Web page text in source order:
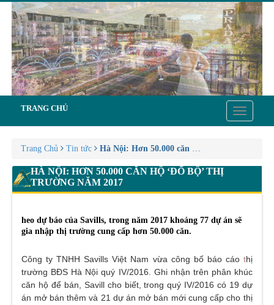
Toggle
TRANG CHỦ
Trang Chủ Tin tức Hà Nội: Hơn 50.000 căn hộ ‘đổ bộ’ thị trường
HÀ NỘI: HƠN 50.000 CĂN HỘ ‘ĐỔ BỘ’ THỊ
TRƯỜNG NĂM 2017
heo dự báo của Savills, trong năm 2017 khoảng 77 dự án sẽ
gia nhập thị trường cung cấp hơn 50.000 căn.
Công ty TNHH Savills Việt Nam vừa công bố báo cáo thị
trường BĐS Hà Nội quý IV/2016. Ghi nhận trên phân khúc
căn hộ để bán, Savill cho biết, trong quý IV/2016 có 19 dự
án mở bán thêm và 21 dự án mở bán mới cung cấp cho thị